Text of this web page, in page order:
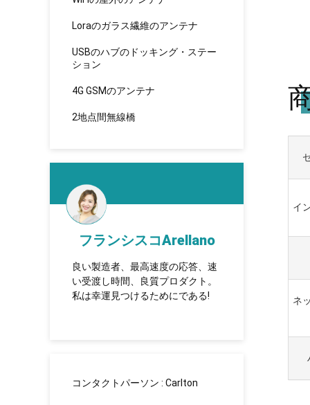
Loraのガラス繊維のアンテナ
USBのハブのドッキング・ステー
ション
4G GSMのアンテナ
2地点間無線橋
フランシスコArellano
良い製造者、最高速度の応答、速
い受渡し時間、良質プロダクト。
私は幸運見つけるためにである!
コンタクトパーソン : Carlton
イ
ネ